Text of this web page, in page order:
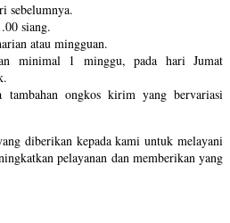
sebelumnya.
siang.
atau mingguan.
minimal 1 minggu, pada hari Jumat
tambahan ongkos kirim yang bervariasi
diberikan kepada kami untuk melayani
pelayanan dan memberikan yang